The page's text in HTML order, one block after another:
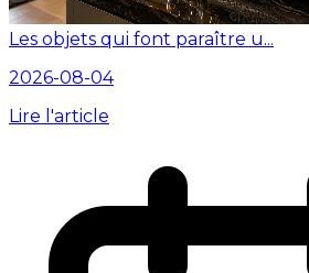
Les objets qui font paraître u...
2026-08-04
Lire l'article